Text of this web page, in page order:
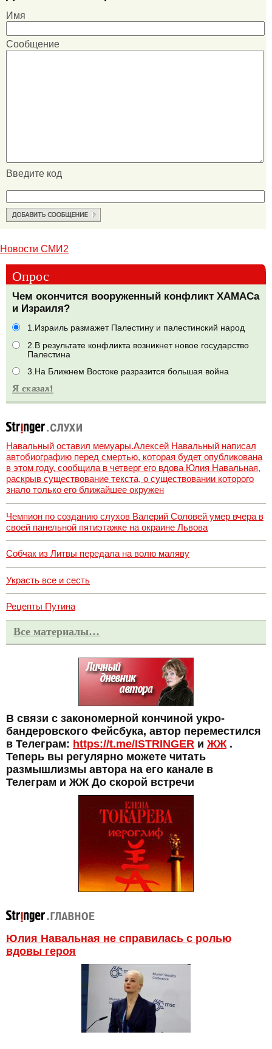
Имя
Сообщение
Введите код
Новости СМИ2
Опрос
Чем окончится вооруженный конфликт ХАМАСа
и Израиля?
1.Израиль размажет Палестину и палестинский народ
2.В результате конфликта возникнет новое государство
Палестина
3.На Ближнем Востоке разразится большая война
Навальный оставил мемуары.Алексей Навальный написал
автобиографию перед смертью, которая будет опубликована
в этом году, сообщила в четверг его вдова Юлия Навальная,
раскрыв существование текста, о существовании которого
знало только его ближайшее окружен
Чемпион по созданию слухов Валерий Соловей умер вчера в
своей панельной пятиэтажке на окраине Львова
Собчак из Литвы передала на волю маляву
Украсть все и сесть
Рецепты Путина
Все материалы…
В связи с закономерной кончиной укро-
бандеровского Фейсбука, автор переместился
в Телеграм: https://t.me/ISTRINGER и ЖЖ .
Теперь вы регулярно можете читать
размышлизмы автора на его канале в
Телеграм и ЖЖ До скорой встречи
Юлия Навальная не справилась с ролью
вдовы героя